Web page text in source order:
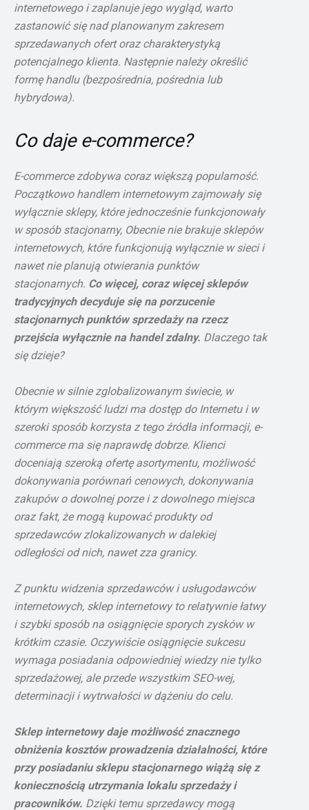
internetowego i zaplanuje jego wygląd, warto
zastanowić się nad planowanym zakresem
sprzedawanych ofert oraz charakterystyką
potencjalnego klienta. Następnie należy określić
formę handlu (bezpośrednia, pośrednia lub
hybrydowa).
Co daje e-commerce?
E-commerce zdobywa coraz większą popularność.
Początkowo handlem internetowym zajmowały się
wyłącznie sklepy, które jednocześnie funkcjonowały
w sposób stacjonarny, Obecnie nie brakuje sklepów
internetowych, które funkcjonują wyłącznie w sieci i
nawet nie planują otwierania punktów
stacjonarnych. Co więcej, coraz więcej sklepów
tradycyjnych decyduje się na porzucenie
stacjonarnych punktów sprzedaży na rzecz
przejścia wyłącznie na handel zdalny. Dlaczego tak
się dzieje?
Obecnie w silnie zglobalizowanym świecie, w
którym większość ludzi ma dostęp do Internetu i w
szeroki sposób korzysta z tego źródła informacji, e-
commerce ma się naprawdę dobrze. Klienci
doceniają szeroką ofertę asortymentu, możliwość
dokonywania porównań cenowych, dokonywania
zakupów o dowolnej porze i z dowolnego miejsca
oraz fakt, że mogą kupować produkty od
sprzedawców zlokalizowanych w dalekiej
odległości od nich, nawet zza granicy.
Z punktu widzenia sprzedawców i usługodawców
internetowych, sklep internetowy to relatywnie łatwy
i szybki sposób na osiągnięcie sporych zysków w
krótkim czasie. Oczywiście osiągnięcie sukcesu
wymaga posiadania odpowiedniej wiedzy nie tylko
sprzedażowej, ale przede wszystkim SEO-wej,
determinacji i wytrwałości w dążeniu do celu.
Sklep internetowy daje możliwość znacznego
obniżenia kosztów prowadzenia działalności, które
przy posiadaniu sklepu stacjonarnego wiążą się z
koniecznością utrzymania lokalu sprzedaży i
pracowników. Dzięki temu sprzedawcy mogą